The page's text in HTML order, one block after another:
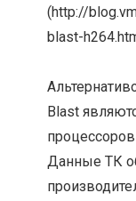
(http://
blast-
Blast
Данные ТК